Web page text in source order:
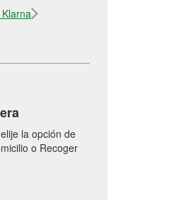
la opción de
o Recoger